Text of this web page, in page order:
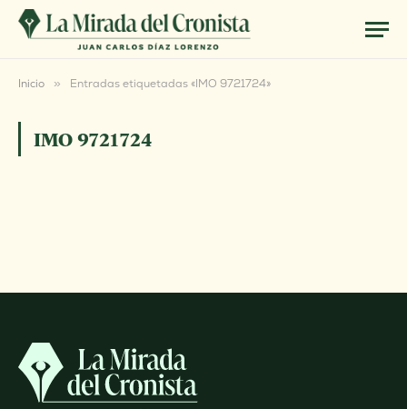
Inicio » Entradas etiquetadas «IMO 9721724»
IMO 9721724